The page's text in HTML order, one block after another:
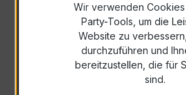
Zur
Anfrage
Wir verwenden
Party-Tools, um die
Website zu
durchzuführen und
bereitzustellen, die für
sind.